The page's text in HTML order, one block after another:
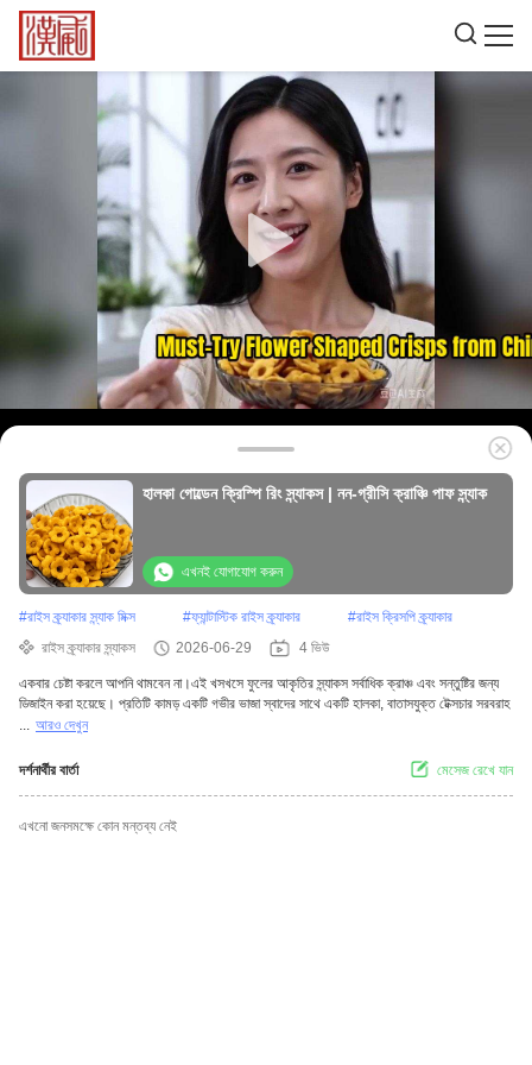
হালকা গোল্ডেন ক্রিস্পি রিং স্ন্যাকস | নন-গ্রীসি ক্রাঞ্চি পাফ স্ন্যাক
এখনই যোগাযোগ করুন
#রাইস ক্র্যাকার স্ন্যাক মিক্স #ফ্যান্টাস্টিক রাইস ক্র্যাকার #রাইস ক্রিসপি ক্র্যাকার
রাইস ক্র্যাকার স্ন্যাকস
2026-06-29 4 ভিউ
একবার চেষ্টা করলে আপনি থামবেন না।এই খসখসে ফুলের আকৃতির স্ন্যাকস সর্বাধিক ক্রাঞ্চ এবং সন্তুষ্টির জন্য
ডিজাইন করা হয়েছে। প্রতিটি কামড় একটি গভীর ভাজা স্বাদের সাথে একটি হালকা, বাতাসযুক্ত টেক্সচার সরবরাহ
... আরও দেখুন
দর্শনার্থীর বার্তা মেসেজ রেখে যান
এখনো জনসমক্ষে কোন মন্তব্য নেই